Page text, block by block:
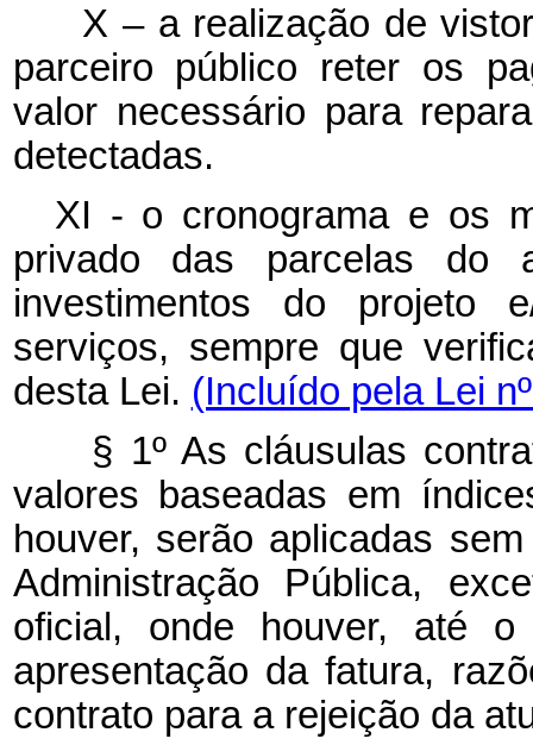
X – a realização de
parceiro público reter os
valor necessário para
detectadas.
XI - o cronograma e os
privado das parcelas do
investimentos do projeto
serviços, sempre que
desta Lei. (Incluído pela Lei
§ 1º As cláusulas
valores baseadas em
houver, serão aplicadas
Administração Pública,
oficial, onde houver, até
apresentação da fatura,
contrato para a rejeição da